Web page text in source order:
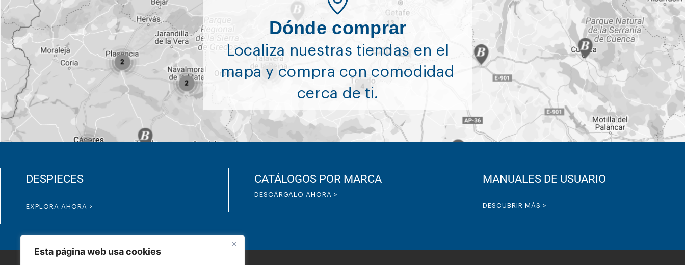
Esta página web usa cookies
Dónde comprar
Localiza nuestras tiendas en el
mapa y compra con comodidad
cerca de ti.
DESPIECES
EXPLORA AHORA >
CATÁLOGOS POR MARCA
DESCÁRGALO AHORA >
MANUALES DE USUARIO
DESCUBRIR MÁS >